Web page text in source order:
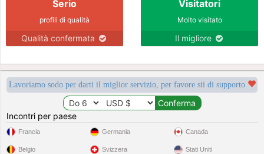
Serio
profili di qualità
Qualità confermata
Visitatori
Molto visitato
Il migliore
Lavoriamo sodo per darti il miglior servizio, per favore sii di supporto
Incontri per paese
Francia
Belgio
Germania
Svizzera
Canada
Stati Uniti